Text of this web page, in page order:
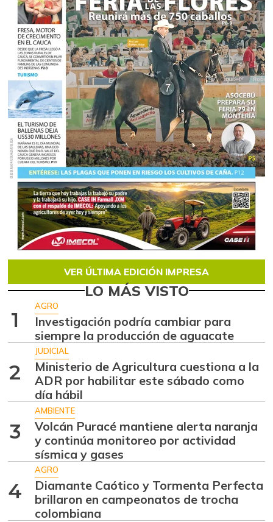
VER ÚLTIMA EDICIÓN IMPRESA
LO MÁS VISTO
1
AGRO
Investigación podría cambiar para
siempre la producción de aguacate
2
JUDICIAL
Ministerio de Agricultura cuestiona a la
ADR por habilitar este sábado como
día hábil
3
AMBIENTE
Volcán Puracé mantiene alerta naranja
y continúa monitoreo por actividad
sísmica y gases
4
AGRO
Diamante Caótico y Tormenta Perfecta
brillaron en campeonatos de trocha
colombiana